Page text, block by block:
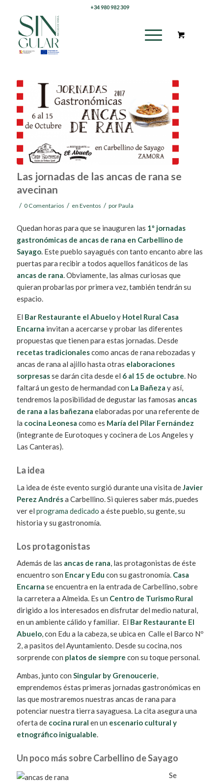
+34 980 982 309
Las jornadas de las ancas de rana se
avecinan
/ 0 Comentarios / en Eventos / porPaula
Quedan horas para que se inauguren las 1º jornadas
gastronómicas de ancas de rana en Carbellino de
Sayago. Este pueblo sayagués con tanto encanto abre las
puertas para recibir a todos aquellos fanáticos de las
ancas de rana. Obviamente, las almas curiosas que
quieran probarlas por primera vez, también tendrán su
espacio.
El Bar Restaurante el Abueloy Hotel Rural Casa
Encarna invitan a acercarse y probar las diferentes
propuestas que tienen para estas jornadas. Desde
recetas tradicionalescomo ancas de rana rebozadas y
ancas de rana al ajillo hasta otras elaboraciones
sorpresasse darán cita desde el 6 al 15 de octubre. No
faltará un gesto de hermandad con La Bañeza y así,
tendremos la posibilidad de degustar las famosas ancas
de rana a las bañezana elaboradas por una referente de
la cocina Leonesa como es María del Pilar Fernández
(integrante de Eurotoques y cocinera de Los Angeles y
Las Canteras).
La idea
La idea de éste evento surgió durante una visita deJavier
Perez Andrésa Carbellino. Si quieres saber más, puedes
ver el programa dedicado a éste pueblo, su gente, su
historia y su gastronomía.
Los protagonistas
Además de las ancas de rana, las protagonistas de éste
encuentro son Encar y Edu con su gastronomía. Casa
Encarna se encuentra en la entrada de Carbellino, sobre
la carretera a Almeida. Es un Centro de Turismo Rural
dirigido a los interesados en disfrutar del medio natural,
en un ambiente cálido y familiar. El Bar Restaurante El
Abuelo, con Edu a la cabeza, se ubica en Calle el Barco Nº
2, a pasitos del Ayuntamiento. Desde su cocina, nos
sorprende con platos de siempre con su toque personal.
Ambas, junto con Singular by Grenoucerie,
emprendemos éstas primeras jornadas gastronómicas en
las que mostraremos nuestras ancas de rana para
potenciar nuestra tierra sayaguesa. La cita asegura una
oferta de cocina rural en un escenario cultural y
etnográfico inigualable.
Un poco más sobre Carbellino de Sayago
Se